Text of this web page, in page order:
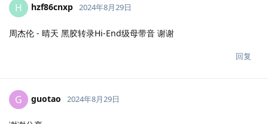
H hzf86cnxp 2024年8月29日
周杰伦 - 晴天 黑胶转录Hi-End级母带音 谢谢
回复
G guotao 2024年8月29日